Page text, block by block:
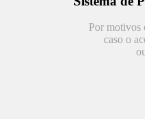
Por motivos
caso o